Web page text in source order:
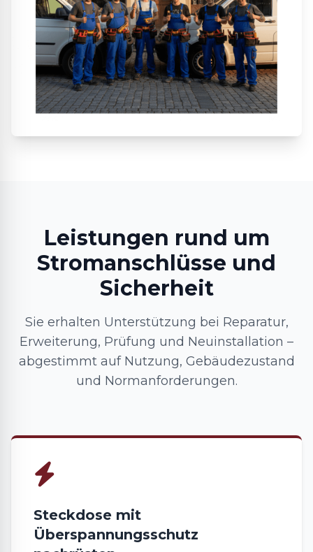
Leistungen rund um
Stromanschlüsse und
Sicherheit
Sie erhalten Unterstützung bei Reparatur,
Erweiterung, Prüfung und Neuinstallation –
abgestimmt auf Nutzung, Gebäudezustand
und Normanforderungen.
Steckdose mit
Überspannungsschutz